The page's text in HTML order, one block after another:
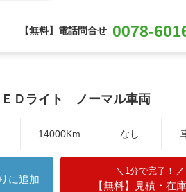
【無料】電話問合せ 0078-
Ｄライト ノーマル車両
14000Km なし
に追加
1分で完了！
【無料】見積・在